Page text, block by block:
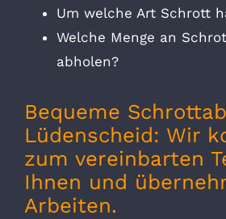
Um welche Art Schrott
Welche Menge an
abholen?
Bequeme
Lüdenscheid: Wir
zum vereinbarten
Ihnen und
Arbeiten.